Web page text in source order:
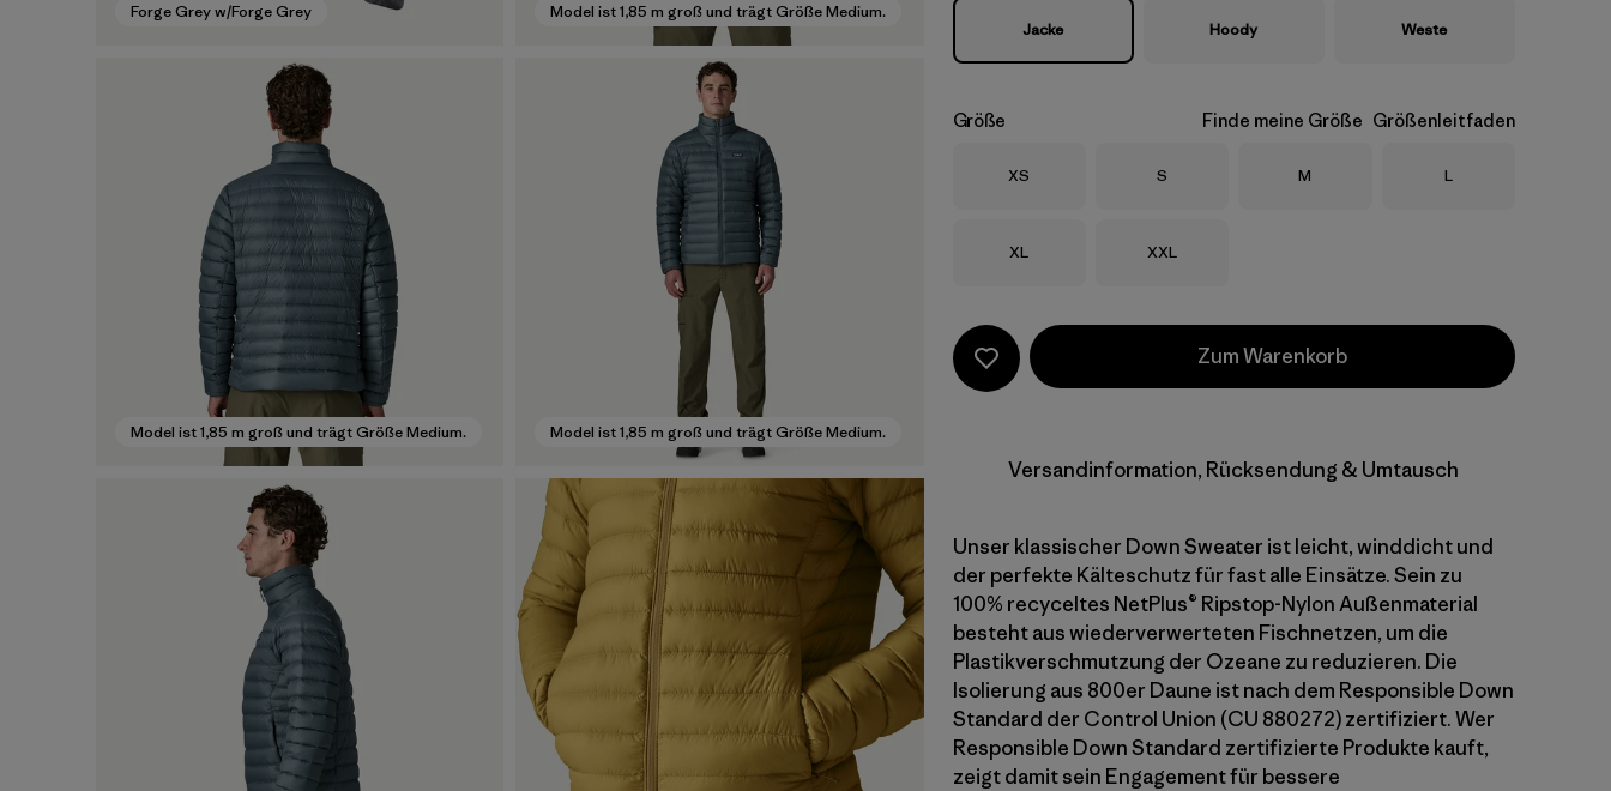
Forge Grey w/Forge Grey Model ist 1,85 m groß und trägt Größe Medium.
Model ist 1,85 m groß und trägt Größe Medium. Model ist 1,85 m groß und trägt Größe Medium.
Jacke Hoody Weste
Größe Finde meine Größe Größenleitfaden
Größe
XS Größe
S Größe
M Größe
L
Größe
XL Größe
XXL
Zum Warenkorb
Versandinformation, Rücksendung & Umtausch
Unser klassischer Down Sweater ist leicht, winddicht und
der perfekte Kälteschutz für fast alle Einsätze. Sein zu
100% recyceltes NetPlus® Ripstop-Nylon Außenmaterial
besteht aus wiederverwerteten Fischnetzen, um die
Plastikverschmutzung der Ozeane zu reduzieren. Die
Isolierung aus 800er Daune ist nach dem Responsible Down
Standard der Control Union (CU 880272) zertifiziert. Wer
Responsible Down Standard zertifizierte Produkte kauft,
zeigt damit sein Engagement für bessere